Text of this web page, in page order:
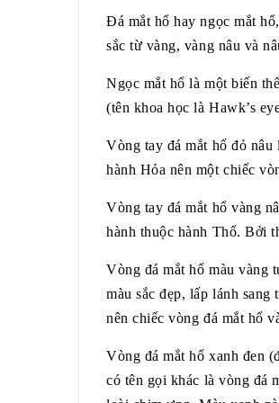
Đá mắt hổ hay ngọc mắt
sắc từ vàng, vàng nâu và
Ngọc mắt hổ là một biến
(tên khoa học là Hawk’s
Vòng tay đá mắt hổ đỏ nâu
hành Hỏa nên một chiếc
Vòng tay đá mắt hổ vàng
hành thuộc hành Thổ. Bởi
Vòng đá mắt hổ màu vàng
màu sắc đẹp, lấp lánh
nên chiếc vòng đá mắt hổ
Vòng đá mắt hổ xanh đen
có tên gọi khác là vòng đá